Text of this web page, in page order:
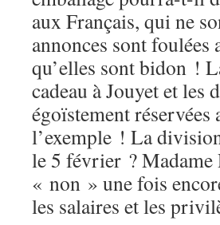
aux Français, qui ne
annonces sont
qu’elles sont bidon !
cadeau à Jouyet et
égoïstement réservées
l’exemple ! La
le 5 février ? Madame
« non » une fois
les salaires et les